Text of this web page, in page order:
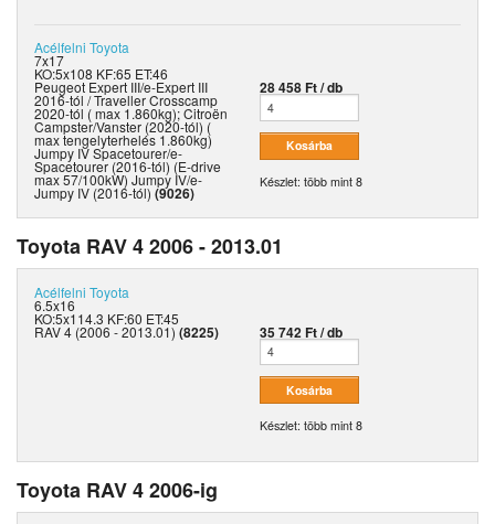
Acélfelni Toyota
7x17
KO:5x108 KF:65 ET:46
Peugeot Expert III/e-Expert III
2016-tól / Traveller Crosscamp
2020-tól ( max 1.860kg); Citroën
Campster/Vanster (2020-tól) (
max tengelyterhelés 1.860kg)
Jumpy IV Spacetourer/e-
Spacetourer (2016-tól) (E-drive
max 57/100kW) Jumpy IV/e-
Jumpy IV (2016-tól) (9026)
28 458 Ft / db
Készlet: több mint 8
Toyota RAV 4 2006 - 2013.01
Acélfelni Toyota
6.5x16
KO:5x114.3 KF:60 ET:45
RAV 4 (2006 - 2013.01) (8225) 35 742 Ft / db
Készlet: több mint 8
Toyota RAV 4 2006-ig